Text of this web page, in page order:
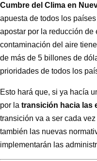
Cumbre del Clima en
apuesta de todos los
apostar por la reducción de
contaminación del aire
de más de 5 billones de
prioridades de todos los
Esto hará que, si ya hacía
por la transición hacia las
transición va a ser cada
también las nuevas
implementarán las